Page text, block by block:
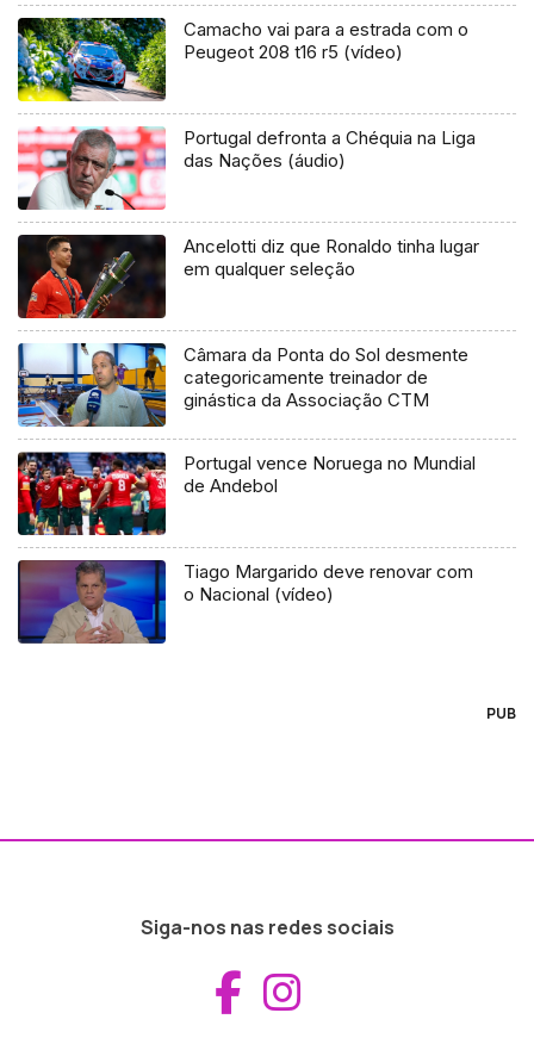
Camacho vai para a estrada com o
Peugeot 208 t16 r5 (vídeo)
Portugal defronta a Chéquia na Liga
das Nações (áudio)
Ancelotti diz que Ronaldo tinha lugar
em qualquer seleção
Câmara da Ponta do Sol desmente
categoricamente treinador de
ginástica da Associação CTM
Portugal vence Noruega no Mundial
de Andebol
Tiago Margarido deve renovar com
o Nacional (vídeo)
PUB
Siga-nos nas redes sociais
Aceder ao